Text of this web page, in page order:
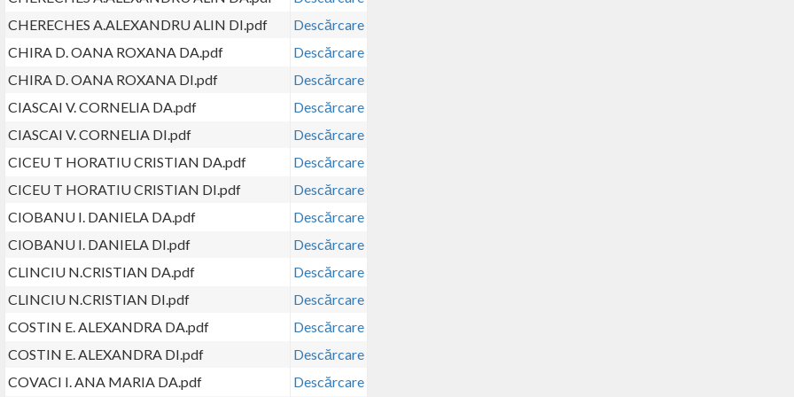
CHERECHES A.ALEXANDRU ALIN DI.pdf
Descărcare
CHIRA D. OANA ROXANA DA.pdf
Descărcare
CHIRA D. OANA ROXANA DI.pdf
Descărcare
CIASCAI V. CORNELIA DA.pdf
Descărcare
CIASCAI V. CORNELIA DI.pdf
Descărcare
CICEU T HORATIU CRISTIAN DA.pdf
Descărcare
CICEU T HORATIU CRISTIAN DI.pdf
Descărcare
CIOBANU I. DANIELA DA.pdf
Descărcare
CIOBANU I. DANIELA DI.pdf
Descărcare
CLINCIU N.CRISTIAN DA.pdf
Descărcare
CLINCIU N.CRISTIAN DI.pdf
Descărcare
COSTIN E. ALEXANDRA DA.pdf
Descărcare
COSTIN E. ALEXANDRA DI.pdf
Descărcare
COVACI I. ANA MARIA DA.pdf
Descărcare